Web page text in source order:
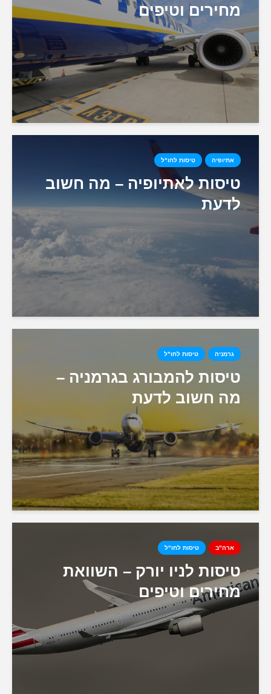
מחירים וטיפים
אתיופיה טיסות לחו"ל
טיסות לאתיופיה – מה חשוב
לדעת
גרמניה טיסות לחו"ל
טיסות להמבורג בגרמניה –
מה חשוב לדעת
ארה"ב טיסות לחו"ל
טיסות לניו יורק – השוואת
מחירים וטיפים